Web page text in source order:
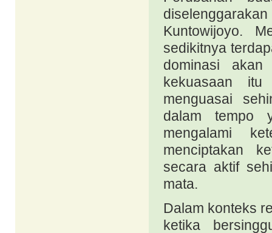
Kuntowijoyo.
sedikitnya
dominasi
kekuasaan itu
menguasai
dalam tempo
mengalami
menciptakan
secara aktif
mata.
Dalam konteks
ketika